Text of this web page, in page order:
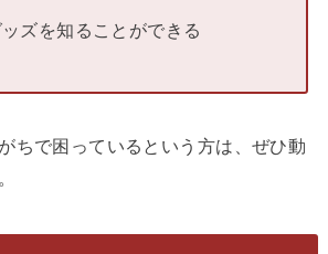
ズを知ることができる
ちで困っているという方は、ぜひ動